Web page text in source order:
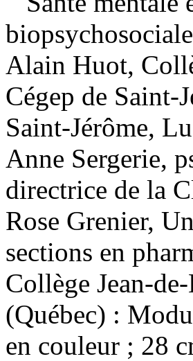
biopsychosociale
Alain Huot,
Cégep de Saint-
Saint-Jérôme,
Anne Sergerie,
directrice de la
Rose Grenier,
sections en
Collège Jean-
(Québec) :
en couleur ; 28